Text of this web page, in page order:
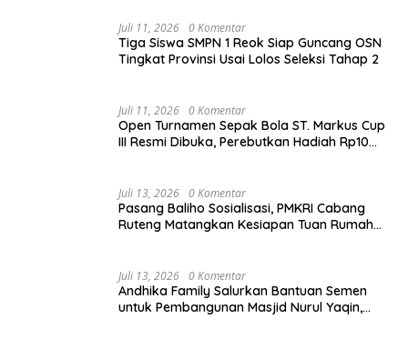
Juli 11, 2026 0 Komentar
Tiga Siswa SMPN 1 Reok Siap Guncang OSN
Tingkat Provinsi Usai Lolos Seleksi Tahap 2
Juli 11, 2026 0 Komentar
Open Turnamen Sepak Bola ST. Markus Cup
III Resmi Dibuka, Perebutkan Hadiah Rp10
Juli 13, 2026 0 Komentar
Pasang Baliho Sosialisasi, PMKRI Cabang
Ruteng Matangkan Kesiapan Tuan Rumah
Juli 13, 2026 0 Komentar
Andhika Family Salurkan Bantuan Semen
untuk Pembangunan Masjid Nurul Yaqin,